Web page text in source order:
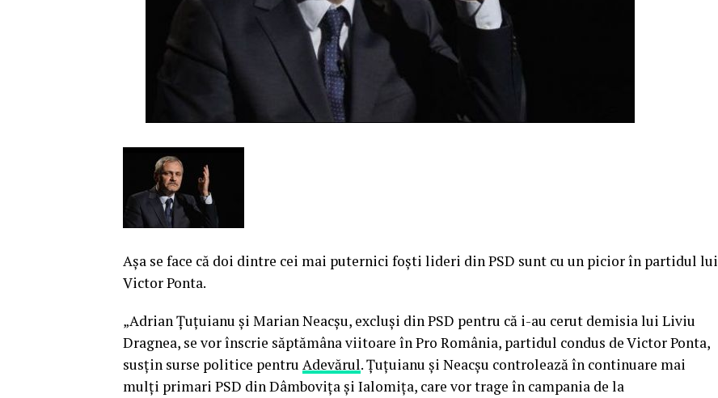
Aşa se face că doi dintre cei mai puternici foşti lideri din PSD sunt cu un picior în partidul lui
Victor Ponta.
„Adrian Ţuţuianu şi Marian Neacşu, excluşi din PSD pentru că i-au cerut demisia lui Liviu
Dragnea, se vor înscrie săptămâna viitoare în Pro România, partidul condus de Victor Ponta,
susţin surse politice pentru Adevărul. Ţuţuianu şi Neacşu controlează în continuare mai
mulţi primari PSD din Dâmboviţa şi Ialomiţa, care vor trage în campania de la